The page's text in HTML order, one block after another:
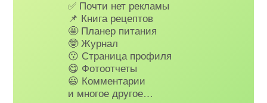
✅ Почти нет рекламы
📌 Книга рецептов
🤩 Планер питания
🤓 Журнал
😗 Страница профиля
😋 Фотоотчеты
😃 Комментарии
и многое другое…